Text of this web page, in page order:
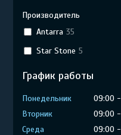
Производитель
Antarra 35
Star Stone 5
График работы
Понедельник 09:00
Вторник
09:00
Среда
09:00